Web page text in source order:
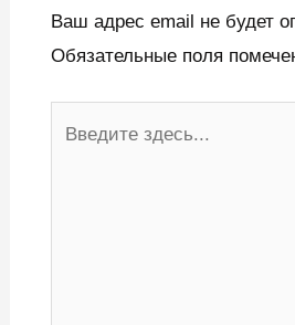
Ваш адрес email не будет
Обязательные поля